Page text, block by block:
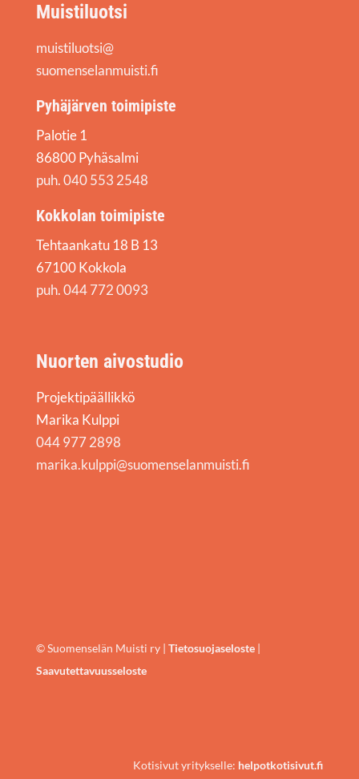
Muistiluotsi
muistiluotsi@
suomenselanmuisti.fi
Pyhäjärven toimipiste
Palotie 1
86800 Pyhäsalmi
puh. 040 553 2548
Kokkolan toimipiste
Tehtaankatu 18 B 13
67100 Kokkola
puh. 044 772 0093
Nuorten aivostudio
Projektipäällikkö
Marika Kulppi
044 977 2898
marika.kulppi@suomenselanmuisti.fi
© Suomenselän Muisti ry | Tietosuojaseloste |
Saavutettavuusseloste
Kotisivut yritykselle: helpotkotisivut.fi